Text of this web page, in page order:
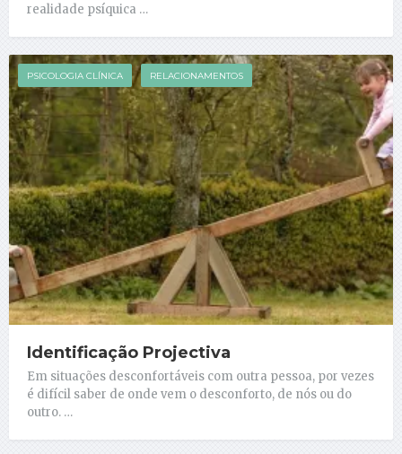
realidade psíquica …
PSICOLOGIA CLÍNICA RELACIONAMENTOS
Identificação Projectiva
Em situações desconfortáveis com outra pessoa, por vezes
é difícil saber de onde vem o desconforto, de nós ou do
outro. …